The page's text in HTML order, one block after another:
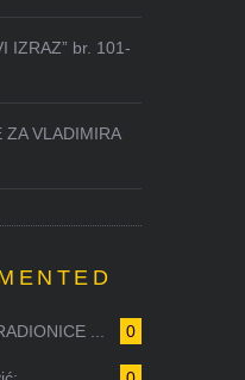
IZRAZ” br. 101-
ZA VLADIMIRA
0
...